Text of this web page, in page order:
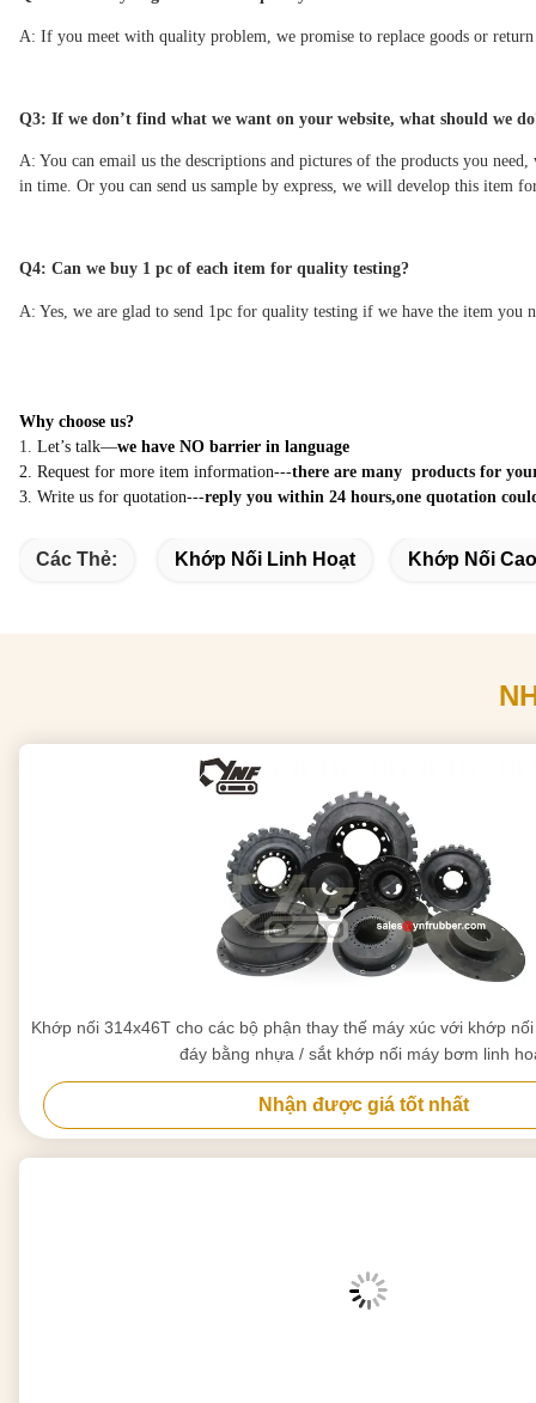
A: If you meet with quality problem, we promise to replace goods or
Q3: If we don’t find what we want on your website, what should we
A: You can email us the descriptions and pictures of the products you
in time. Or you can send us sample by express, we will develop this item
Q4: Can we buy 1 pc of each item for quality testing?
A: Yes, we are glad to send 1pc for quality testing if we have the item you
Why choose us?
1
Let’s talk—we have NO barrier in language
2. Request for more item information---there are many products for
3. Write us for quotation---reply you within 24 hours,one quotation
Các Thẻ: Khớp Nối Linh Hoạt Khớp Nối
Khớp nối 314x46T cho các bộ phận thay thế máy xúc với khớp
đáy bằng nhựa / sắt khớp nối máy bơm linh
Nhận được giá tốt nhất